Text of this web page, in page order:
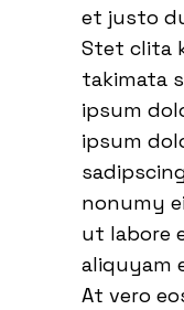
et justo
Stet clita
takimata
ipsum
ipsum
nonumy
ut labore
aliquyam
At vero